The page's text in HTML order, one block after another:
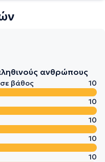
ανθρώπους
βάθος
10
10
10
10
10